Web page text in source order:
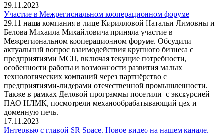
29.11.2023
Участие в Межрегиональном кооперационном форуме
29.11 наша компания в лице Кирилловой Натальи Лимовны и
Белова Михаила Михайловича приняла участие в
Межрегиональном кооперационном форуме. Обсудили
актуальный вопрос взаимодействия крупного бизнеса с
предприятиями МСП, включая текущие потребности,
особенности работы и возможности развития малых
технологических компаний через партнёрство с
предприятиями-лидерами отечественной промышленности.
Также в рамках Деловой программы посетили с экскурсией
ПАО НЛМК, посмотрели механообрабатывающий цех и
доменную печь.
17.11.2023
Интервью с главой SR Space. Новое видео на нашем канале.